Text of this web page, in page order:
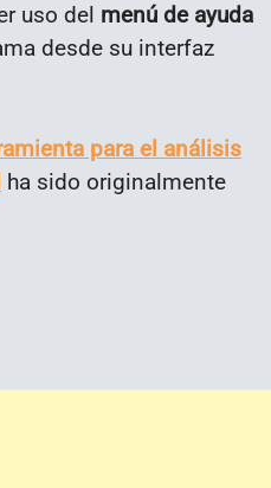
uso del menú de ayuda
desde su interfaz
para el análisis
ha sido originalmente